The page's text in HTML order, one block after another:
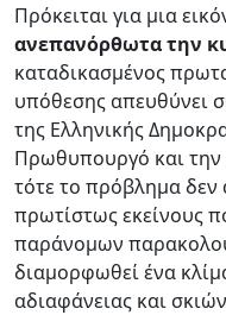
Πρόκειται για μια
ανεπανόρθωτα την
καταδικασμένος
υπόθεσης απευθύνει
της Ελληνικής
Πρωθυπουργό και την
τότε το πρόβλημα
πρωτίστως εκείνους
παράνομων
διαμορφωθεί ένα
αδιαφάνειας και